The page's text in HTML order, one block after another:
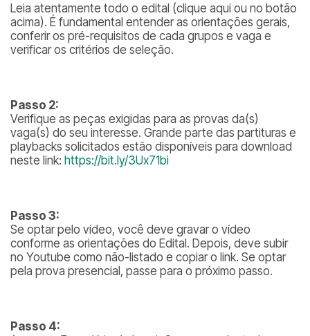
Leia atentamente todo o edital (clique aqui ou no botão
acima). É fundamental entender as orientações gerais,
conferir os pré-requisitos de cada grupos e vaga e
verificar os critérios de seleção.
Passo 2:
Verifique as peças exigidas para as provas da(s)
vaga(s) do seu interesse. Grande parte das partituras e
playbacks solicitados estão disponíveis para download
neste link: https://bit.ly/3Ux71bi
Passo 3:
Se optar pelo vídeo, você deve gravar o vídeo
conforme as orientações do Edital. Depois, deve subir
no Youtube como não-listado e copiar o link. Se optar
pela prova presencial, passe para o próximo passo.
Passo 4: